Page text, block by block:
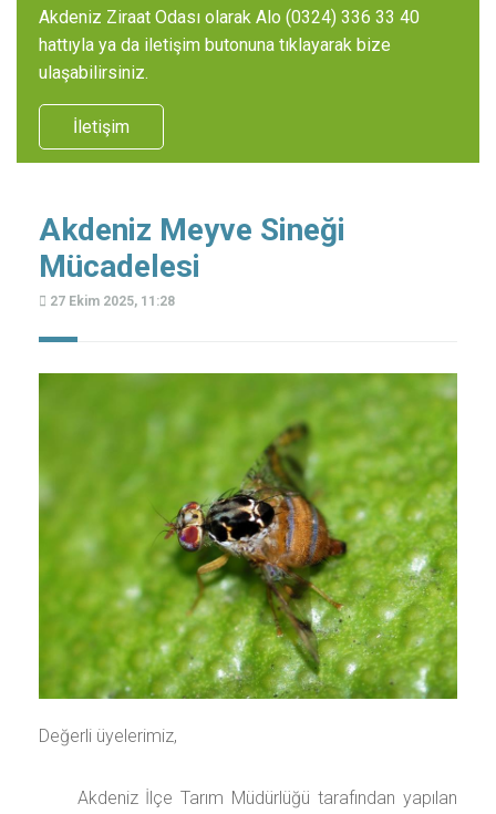
Akdeniz Ziraat Odası olarak Alo (0324) 336 33 40
hattıyla ya da iletişim butonuna tıklayarak bize
ulaşabilirsiniz.
İletişim
Akdeniz Meyve Sineği
Mücadelesi
27 Ekim 2025, 11:28
Değerli üyelerimiz,
Akdeniz İlçe Tarım Müdürlüğü tarafından yapılan